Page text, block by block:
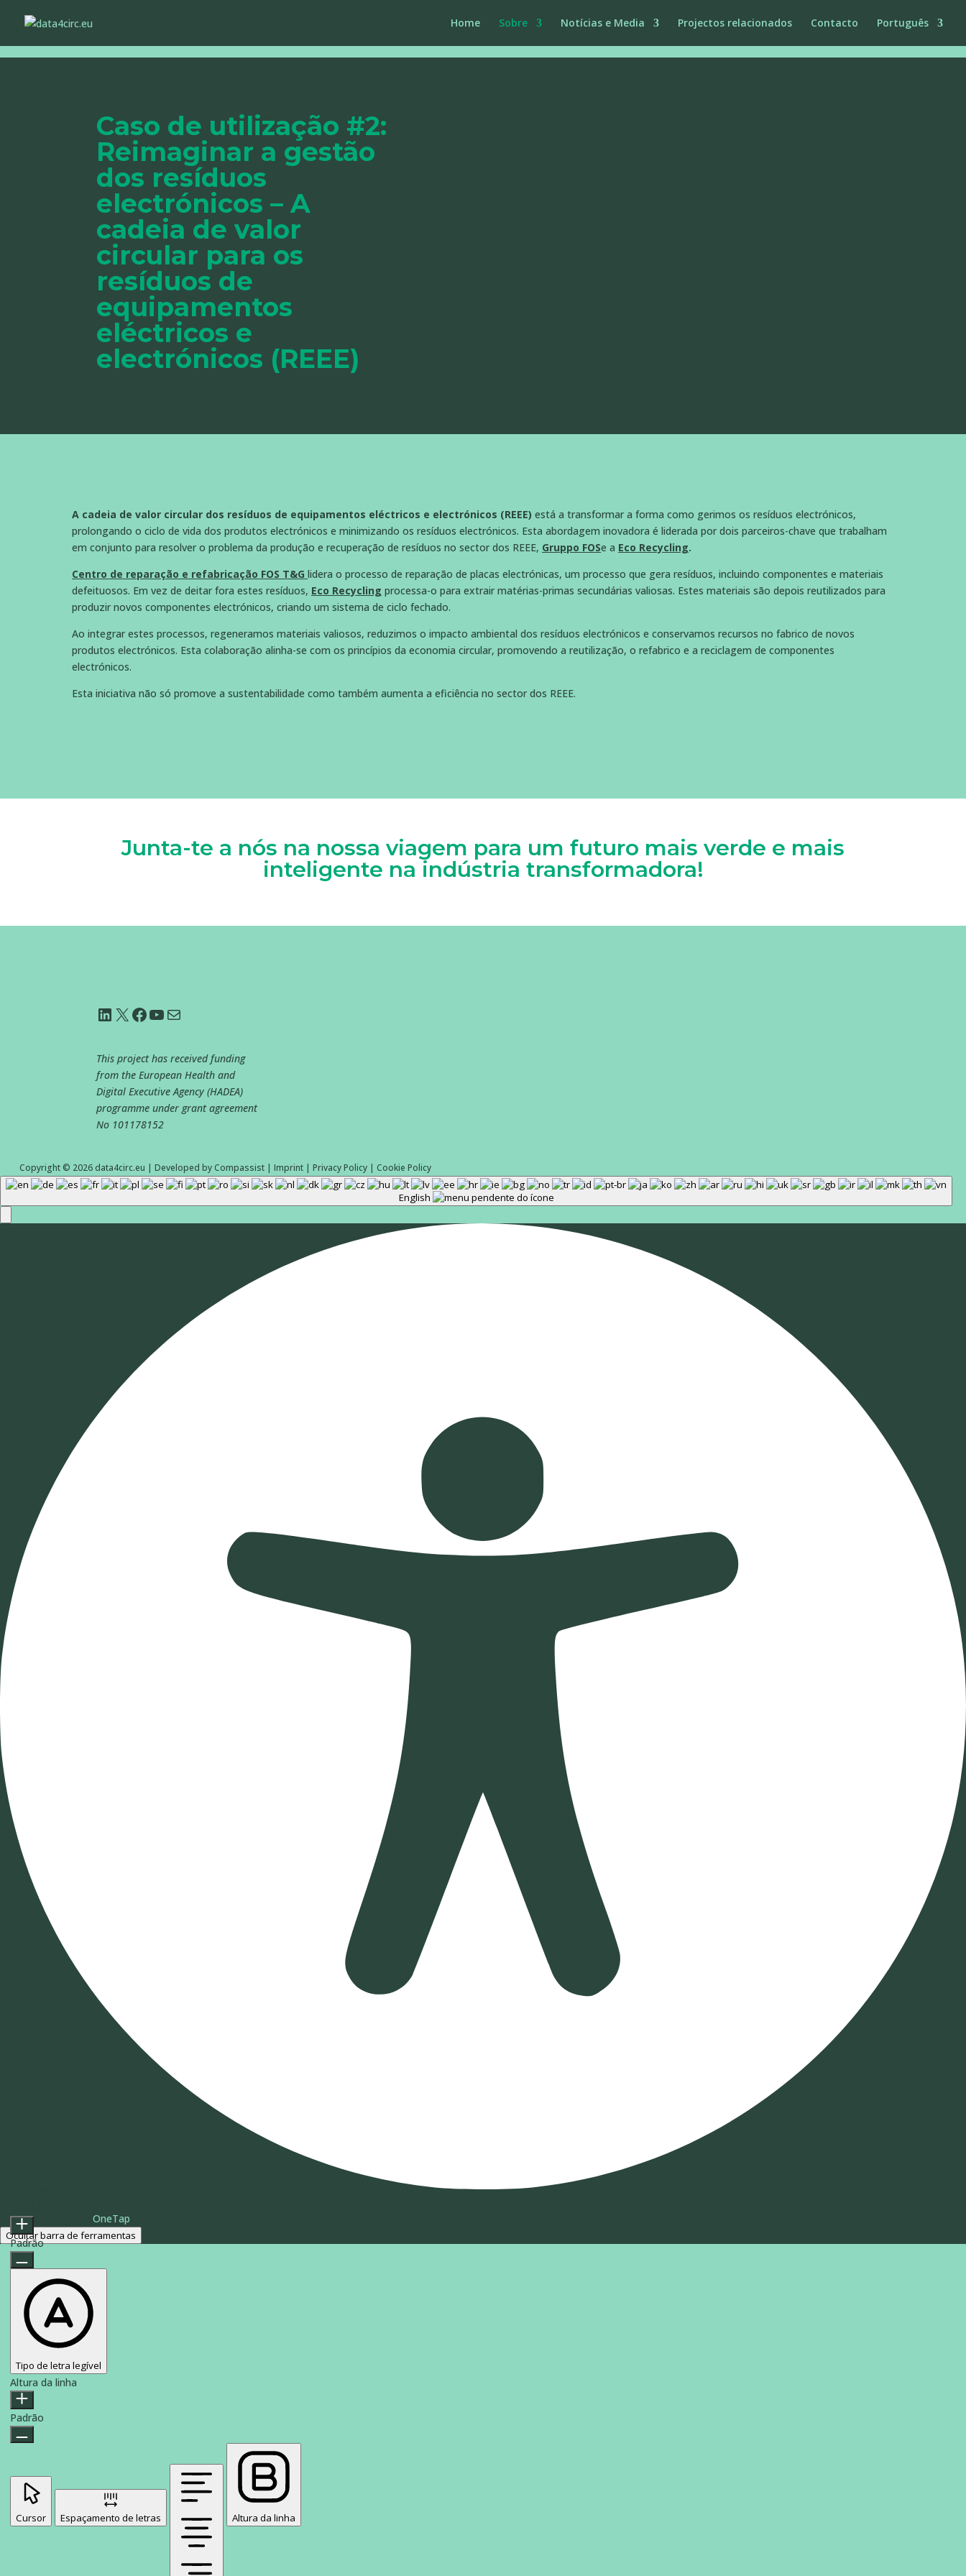
Home Sobre Notícias e Media Projectos relacionados Contacto Português
Caso de utilização #2:
Reimaginar a gestão
dos resíduos
electrónicos – A
cadeia de valor
circular para os
resíduos de
equipamentos
eléctricos e
electrónicos (REEE)
A cadeia de valor circular dos resíduos de equipamentos eléctricos e electrónicos (REEE) está a transformar a forma como gerimos os resíduos electrónicos,
prolongando o ciclo de vida dos produtos electrónicos e minimizando os resíduos electrónicos. Esta abordagem inovadora é liderada por dois parceiros-chave que trabalham
em conjunto para resolver o problema da produção e recuperação de resíduos no sector dos REEE, Gruppo FOSe a Eco Recycling.
Centro de reparação e refabricação FOS T&G lidera o processo de reparação de placas electrónicas, um processo que gera resíduos, incluindo componentes e materiais
defeituosos. Em vez de deitar fora estes resíduos, Eco Recycling processa-o para extrair matérias-primas secundárias valiosas. Estes materiais são depois reutilizados para
produzir novos componentes electrónicos, criando um sistema de ciclo fechado.
Ao integrar estes processos, regeneramos materiais valiosos, reduzimos o impacto ambiental dos resíduos electrónicos e conservamos recursos no fabrico de novos
produtos electrónicos. Esta colaboração alinha-se com os princípios da economia circular, promovendo a reutilização, o refabrico e a reciclagem de componentes
electrónicos.
Esta iniciativa não só promove a sustentabilidade como também aumenta a eficiência no sector dos REEE.
Junta-te a nós na nossa viagem para um futuro mais verde e mais
inteligente na indústria transformadora!
LinkedIn
X Facebook
YouTube
Mail
This project has received funding
from the European Health and
Digital Executive Agency (HADEA)
programme under grant agreement
No 101178152
Copyright © 2026data4circ.eu | Developed byCompassist | Imprint | Privacy Policy | Cookie Policy
English
Com tecnologia de OneTap
Ocultar barra de ferramentas
Padrão
Tipo de letra legível
Altura da linha
Padrão
Cursor Espaçamento de letras Altura da linha